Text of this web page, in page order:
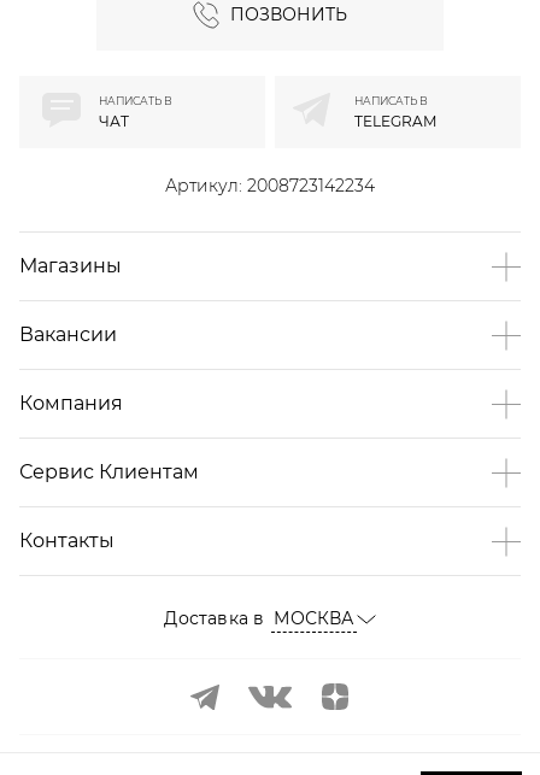
ПОЗВОНИТЬ
Артикул: 2008723142234
НАПИСАТЬ В
ЧАТ
НАПИСАТЬ В
TELEGRAM
Магазины
Вакансии
Компания
Сервис Клиентам
Контакты
Доставка в МОСКВА